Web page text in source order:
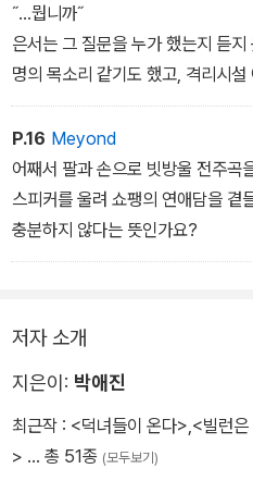
˝...뭡니까˝
은서는 그 질문을 누가 했는지 듣
명의 목소리 같기도 했고, 격리시
가진 여자를 만났던 것 같기도 했다
˝‘사회화 교육‘을 남자들이 받으면 돼
P.16 Meyond
어째서 팔과 손으로 빗방울 전주곡
스피커를 울려 쇼팽의 연애담을 곁
충분하지 않다는 뜻인가요?
저자 소개
지은이: 박애진
최근작 : <덕녀들이 온다>,<빌런
> … 총 51종 (모두보기)